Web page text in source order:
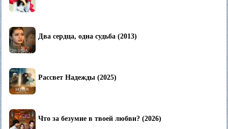
Два сердца, одна судьба (2013)
Рассвет Надежды (2025)
Что за безумие в твоей любви? (2026)